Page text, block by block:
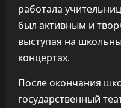
работала
был активным и
выступая на
концертах.
После окончания
государственный